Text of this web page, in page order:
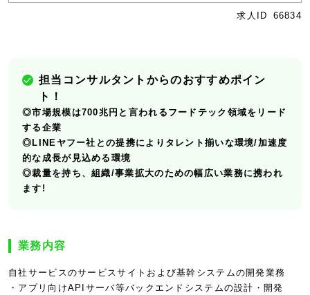
求人ID 66834
担当コンサルタントからのおすすめポイン
ト！
◎市場規模は700兆円と言われるフードテック領域をリード
する企業
◎LINEヤフー社との提携によりタレント揃いな環境/加速度
的な成長が見込める環境
◎裁量を持ち、組織/事業拡大のための幅広い業務に携われ
ます!
業務内容
自社サービスのサービスサイトおよび基幹システムの開発業務
・アプリ向けAPIサーバ等バックエンドシステムの設計・開発